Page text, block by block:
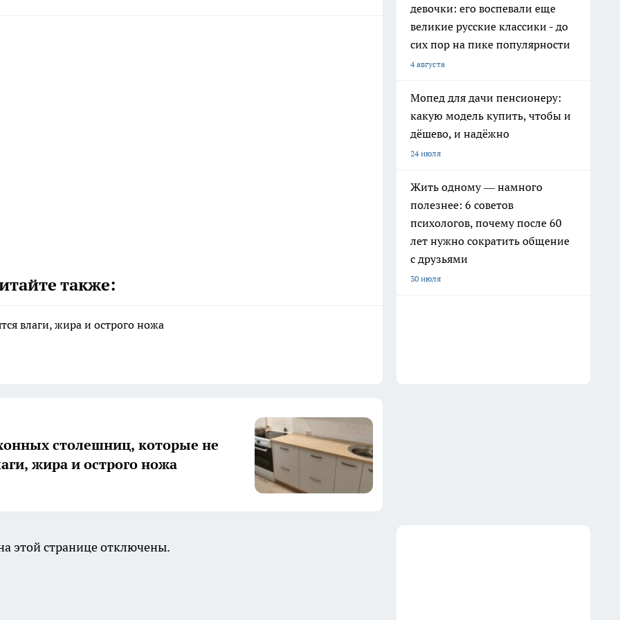
также:
влаги, жира и острого ножа
девочки: его воспевали еще
великие русские классики - до
сих пор на пике популярности
4 августа
Мопед для дачи пенсионеру:
какую модель купить, чтобы и
дёшево, и надёжно
24 июля
Жить одному — намного
полезнее: 6 советов
психологов, почему после 60
лет нужно сократить общение
с друзьями
30 июля
столешниц, которые не
жира и острого ножа
этой странице отключены.